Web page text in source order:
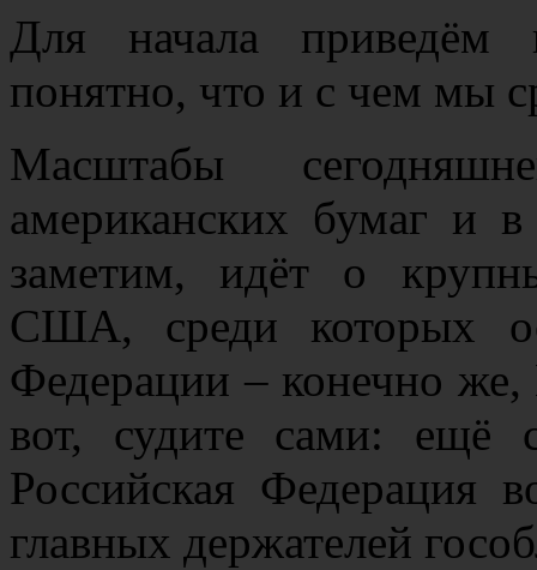
Для начала
понятно, что и с чем мы
Масштабы
американских бумаг и
заметим, идёт о
США, среди которых
Федерации – конечно
вот, судите сами: ещё
Российская Федерация
главных держателей